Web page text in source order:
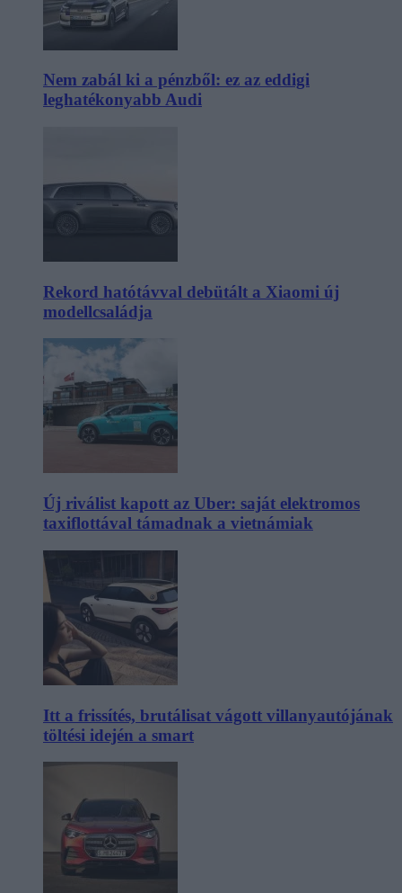
Nem zabál ki a pénzből: ez az eddigi
leghatékonyabb Audi
Rekord hatótávval debütált a Xiaomi új
modellcsaládja
Új riválist kapott az Uber: saját elektromos
taxiflottával támadnak a vietnámiak
Itt a frissítés, brutálisat vágott villanyautójának
töltési idején a smart